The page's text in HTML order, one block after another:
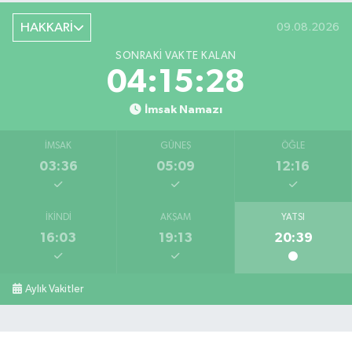
HAKKARİ 09.08.2026
SONRAKI VAKTE KALAN
04:15:28
İmsak Namazı
İMSAK
03:36
GÜNEŞ
05:09
ÖĞLE
12:16
İKINDI
16:03
AKŞAM
19:13
YATSI
20:39
Aylık Vakitler